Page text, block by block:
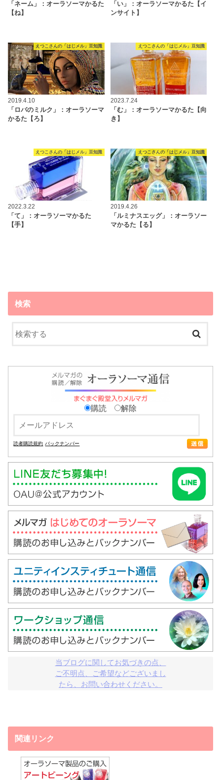
「ネーム」：オーラソーマかるた
【ね】
「い」：オーラソーマかるた【イ
ンサイト】
えつこさんの「はじメル」豆知識
2019.4.10
「ロバのミルク」：オーラソーマ
かるた【ろ】
えつこさんの「はじメル」豆知識
2023.7.24
「む」：オーラソーマかるた【向
き】
えつこさんの「はじメル」豆知識
2022.3.22
「て」：オーラソーマかるた
【手】
えつこさんの「はじメル」豆知識
2019.4.26
「ルミナスエッグ」：オーラソー
マかるた【る】
検索
購読 解除
読者購読規約 バックナンバー
当ブログに関してお気づきの点、
ご不明点、ご希望などございまし
たら、お問い合わせください。
関連リンク